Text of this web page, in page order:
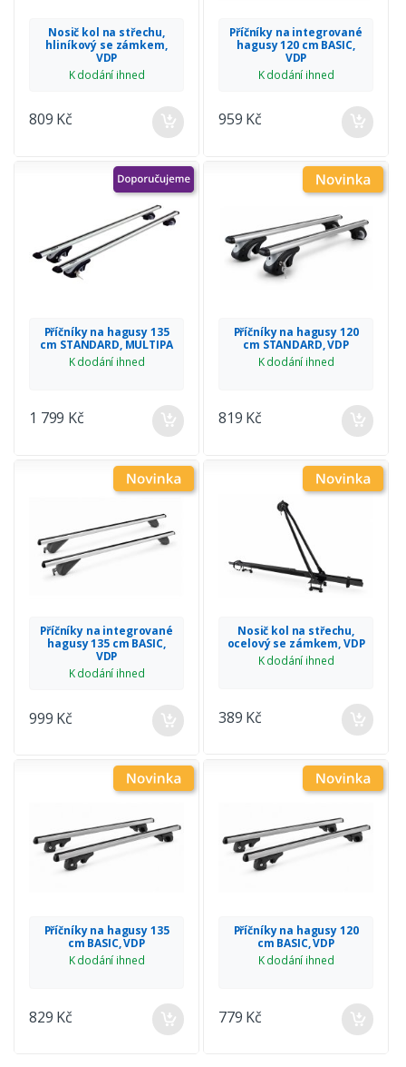
Nosič kol na střechu,
hliníkový se zámkem,
VDP
K dodání ihned
809 Kč
Příčníky na integrované
hagusy 120 cm BASIC,
VDP
K dodání ihned
959 Kč
Příčníky na hagusy 135
cm STANDARD, MULTIPA
K dodání ihned
1 799 Kč
Příčníky na hagusy 120
cm STANDARD, VDP
K dodání ihned
819 Kč
Příčníky na integrované
hagusy 135 cm BASIC,
VDP
K dodání ihned
999 Kč
Nosič kol na střechu,
ocelový se zámkem, VDP
K dodání ihned
389 Kč
Příčníky na hagusy 135
cm BASIC, VDP
K dodání ihned
829 Kč
Příčníky na hagusy 120
cm BASIC, VDP
K dodání ihned
779 Kč